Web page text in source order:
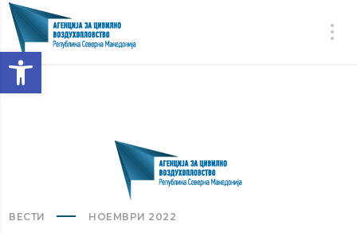
Open toolbar
ВЕСТИ НОЕМВРИ 2022